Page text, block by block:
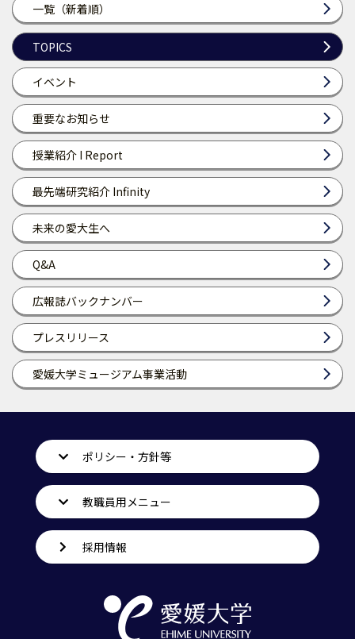
一覧（新着順）
TOPICS
イベント
重要なお知らせ
授業紹介 I Report
最先端研究紹介 Infinity
未来の愛大生へ
Q&A
広報誌バックナンバー
プレスリリース
愛媛大学ミュージアム事業活動
ポリシー・方針等
教職員用メニュー
採用情報